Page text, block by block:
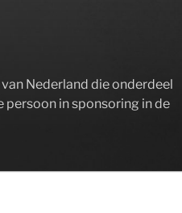
Nederland die onderdeel
in sponsoring in de